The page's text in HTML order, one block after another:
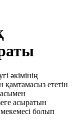
әкімінің
қамтамасыз ететін
асыратын
болып